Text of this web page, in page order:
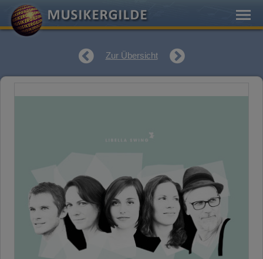
Zur Übersicht